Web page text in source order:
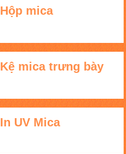
Hộp mica
Kệ mica trưng bày
In UV Mica